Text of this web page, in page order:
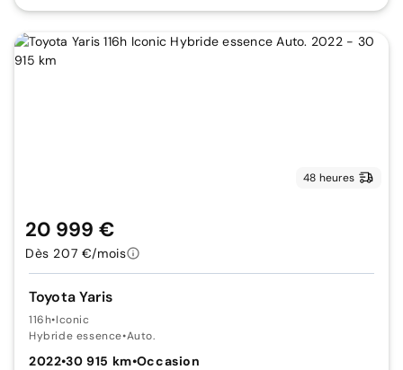
48 heures
Toyota Yaris
116h•Iconic
Hybride essence•Auto.
2022•30 915 km•Occasion
20 999 €
Dès 207 €/mois